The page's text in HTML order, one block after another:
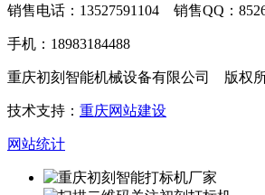
销售电话：13527591104 销售QQ：
手机：18983184488
重庆初刻智能机械设备有限公司 版权
技术支持： 重庆网站建设
网站统计